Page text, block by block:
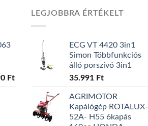
Ft.
FtCurrent
129.990 Ft.
LEGJOBBRA ÉRTÉKELT
ECG VT 4420 3in1
Simon Többfunkciós
álló porszívó 3in1
35.991 Ft
AGRIMOTOR
Kapálógép ROTALUX-
52A- H55 6kapás